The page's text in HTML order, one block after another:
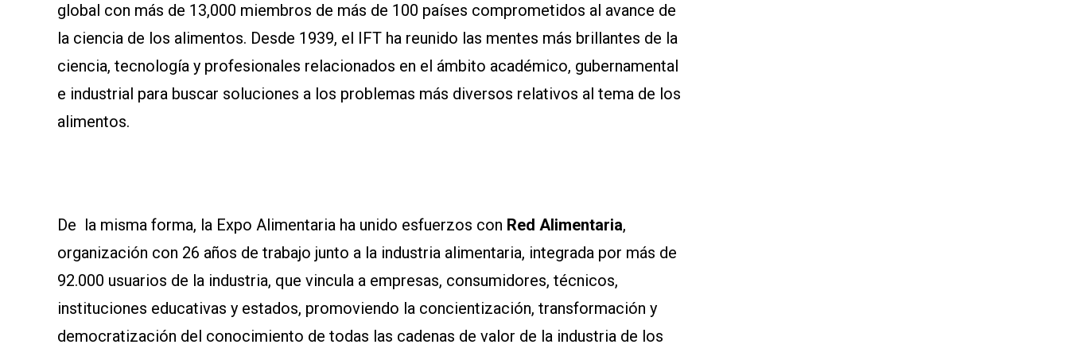
global con más de 13,000 miembros de más de 100 países comprometidos al avance de
la ciencia de los alimentos. Desde 1939, el IFT ha reunido las mentes más brillantes de la
ciencia, tecnología y profesionales relacionados en el ámbito académico, gubernamental
e industrial para buscar soluciones a los problemas más diversos relativos al tema de los
alimentos.
De la misma forma, la Expo Alimentaria ha unido esfuerzos con Red Alimentaria,
organización con 26 años de trabajo junto a la industria alimentaria, integrada por más de
92.000 usuarios de la industria, que vincula a empresas, consumidores, técnicos,
instituciones educativas y estados, promoviendo la concientización, transformación y
democratización del conocimiento de todas las cadenas de valor de la industria de los